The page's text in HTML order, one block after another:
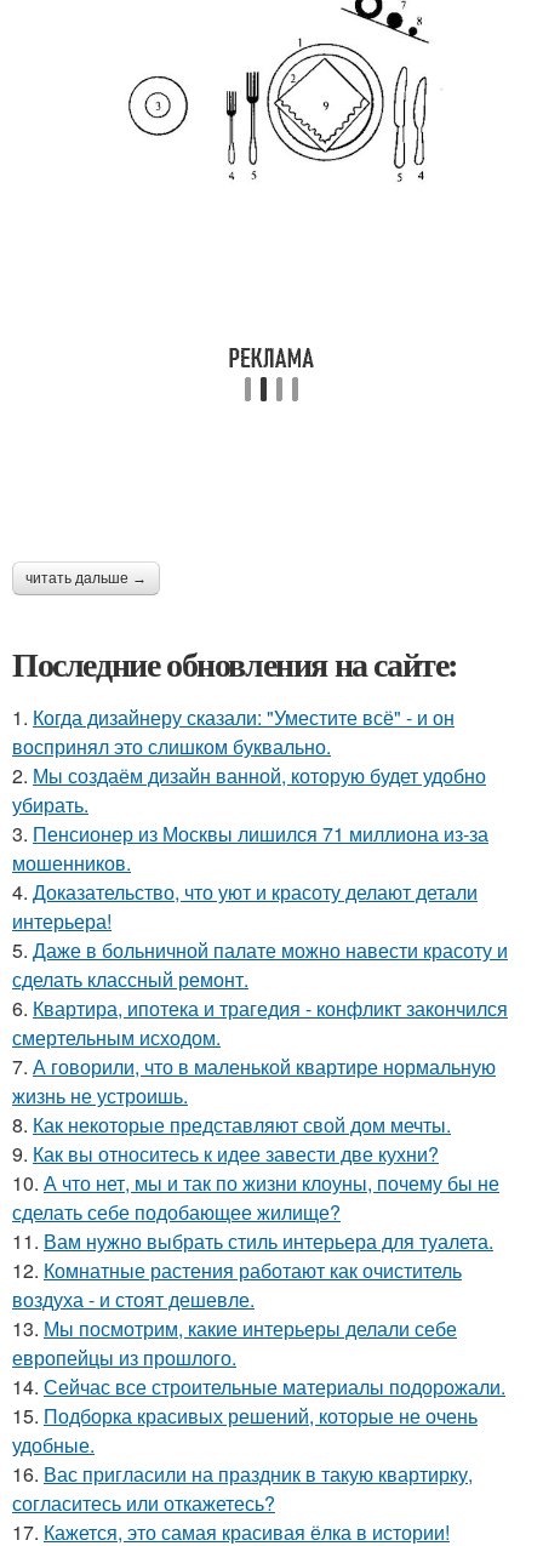
читать дальше →
Последние обновления на сайте:
1. Когда дизайнеру сказали: "Уместите всё" - и он
воспринял это слишком буквально.
2. Мы создаём дизайн ванной, которую будет удобно
убирать.
3. Пенсионер из Москвы лишился 71 миллиона из-за
мошенников.
4. Доказательство, что уют и красоту делают детали
интерьера!
5. Даже в больничной палате можно навести красоту и
сделать классный ремонт.
6. Квартира, ипотека и трагедия - конфликт закончился
смертельным исходом.
7. А говорили, что в маленькой квартире нормальную
жизнь не устроишь.
8. Как некоторые представляют свой дом мечты.
9. Как вы относитесь к идее завести две кухни?
10. А что нет, мы и так по жизни клоуны, почему бы не
сделать себе подобающее жилище?
11. Вам нужно выбрать стиль интерьера для туалета.
12. Комнатные растения работают как очиститель
воздуха - и стоят дешевле.
13. Мы посмотрим, какие интерьеры делали себе
европейцы из прошлого.
14. Сейчас все строительные материалы подорожали.
15. Подборка красивых решений, которые не очень
удобные.
16. Вас пригласили на праздник в такую квартирку,
согласитесь или откажетесь?
17. Кажется, это самая красивая ёлка в истории!